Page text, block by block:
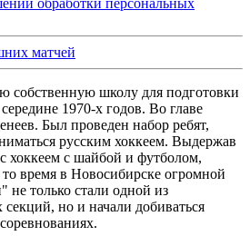
матчей
собственную школу для подготовки
1970-х годов. Во главе
Был проведен набор ребят,
русским хоккеем. Выдержав
хоккеем с шайбой и футболом,
то время в Новосибирске огромной
не только стали одной из
но и начали добиваться